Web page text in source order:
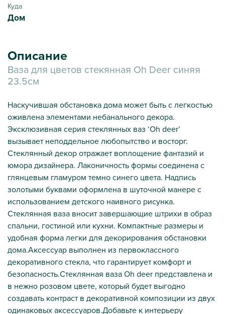
Куда
Дом
Описание
Ваза для цветов стекянная Oh Deer синяя
23.5см
Наскучившая обстановка дома может быть с легкостью
оживлена элементами небанального декора.
Эксклюзивная серия стеклянных ваз ‘Oh deer’
вызывает неподдельное любопытство и восторг.
Стеклянный декор отражает воплощение фантазий и
юмора дизайнера. Лаконичность формы соединена с
глянцевым гламуром темно синего цвета. Надпись
золотыми буквами оформлена в шуточной манере с
использованием детского наивного рисунка.
Стеклянная ваза вносит завершающие штрихи в образ
спальни, гостиной или кухни. Компактные размеры и
удобная форма легки для декорирования обстановки
дома.Аксессуар выполнен из первоклассного
декоративного стекла, что гарантирует комфорт и
безопасность.Стеклянная ваза Oh deer представлена и
в нежно розовом цвете, который будет выгодно
создавать контраст в декоративной композиции из двух
одинаковых аксессуаров.Добавьте к интерьеру